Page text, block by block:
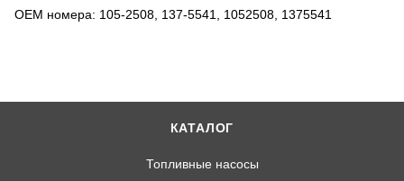
OEM номера: 105-2508, 137-5541, 1052508, 1375541
КАТАЛОГ
Топливные насосы